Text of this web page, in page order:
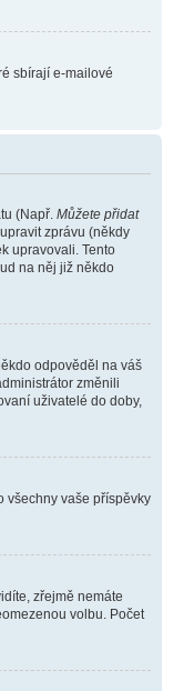
sbírají e-mailové
(Např. Můžete přidat
zprávu (někdy
upravovali. Tento
na něj již někdo
odpověděl na váš
změnili
uživatelé do doby,
všechny vaše příspěvky
zřejmě nemáte
volbu. Počet